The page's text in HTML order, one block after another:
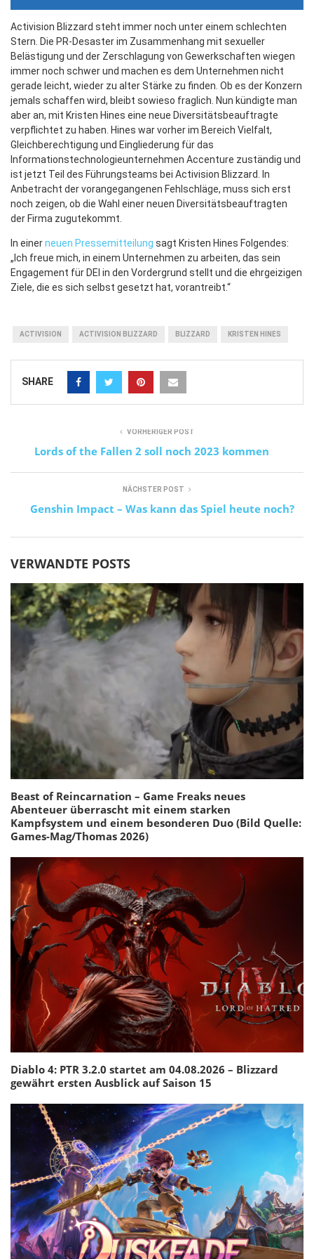
Activision Blizzard steht immer noch unter einem schlechten
Stern. Die PR-Desaster im Zusammenhang mit sexueller
Belästigung und der Zerschlagung von Gewerkschaften wiegen
immer noch schwer und machen es dem Unternehmen nicht
gerade leicht, wieder zu alter Stärke zu finden. Ob es der Konzern
jemals schaffen wird, bleibt sowieso fraglich. Nun kündigte man
aber an, mit Kristen Hines eine neue Diversitätsbeauftragte
verpflichtet zu haben. Hines war vorher im Bereich Vielfalt,
Gleichberechtigung und Eingliederung für das
Informationstechnologieunternehmen Accenture zuständig und
ist jetzt Teil des Führungsteams bei Activision Blizzard. In
Anbetracht der vorangegangenen Fehlschläge, muss sich erst
noch zeigen, ob die Wahl einer neuen Diversitätsbeauftragten
der Firma zugutekommt.
In einerneuen Pressemitteilung sagt Kristen Hines Folgendes:
„Ich freue mich, in einem Unternehmen zu arbeiten, das sein
Engagement für DEI in den Vordergrund stellt und die ehrgeizigen
Ziele, die es sich selbst gesetzt hat, vorantreibt.“
ACTIVISION ACTIVISION BLIZZARD BLIZZARD KRISTEN HINES
SHARE
VORHERIGER POST
Lords of the Fallen 2 soll noch 2023 kommen
NÄCHSTER POST
Genshin Impact – Was kann das Spiel heute noch?
VERWANDTE POSTS
Beast of Reincarnation – Game Freaks neues
Abenteuer überrascht mit einem starken
Kampfsystem und einem besonderen Duo (Bild Quelle:
Games-Mag/Thomas 2026)
Diablo 4: PTR 3.2.0 startet am 04.08.2026 – Blizzard
gewährt ersten Ausblick auf Saison 15